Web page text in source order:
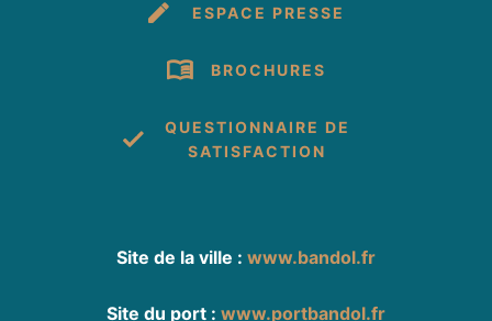
ESPACE PRESSE
BROCHURES
QUESTIONNAIRE DE
SATISFACTION
Site de la ville : www.bandol.fr
Site du port : www.portbandol.fr